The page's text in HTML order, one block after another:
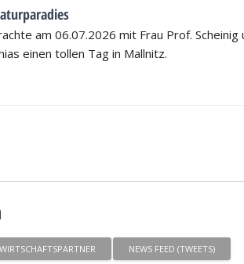
am 06.07.2026 mit Frau Prof. Scheinig
einen tollen Tag in Mallnitz.
WIRTSCHAFTSPARTNER NEWS FEED (TWEETS)